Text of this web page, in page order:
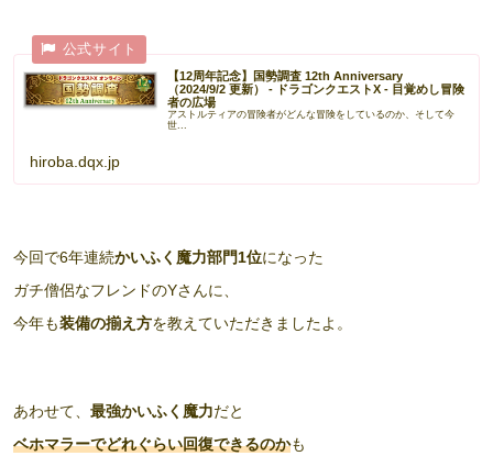
【12周年記念】国勢調査 12th Anniversary
（2024/9/2 更新） - ドラゴンクエストX - 目覚めし冒険
者の広場
アストルティアの冒険者がどんな冒険をしているのか、そして今
世...
hiroba.dqx.jp
今回で6年連続かいふく魔力部門1位になった
ガチ僧侶なフレンドのYさんに、
今年も装備の揃え方を教えていただきましたよ。
あわせて、 最強かいふく魔力だと
ベホマラーでどれぐらい回復できるのかも